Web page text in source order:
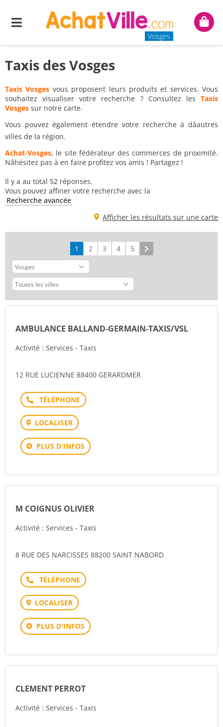
Menu
Vosges
Mon
Taxis des Vosges
Taxis Vosges vous proposent leurs produits et services. Vous
souhaitez visualiser votre recherche ? Consultez les Taxis
Vosges sur notre carte.
Vous pouvez également étendre votre recherche à dâautres
villes de la région.
Achat-Vosges, le site fédérateur des commerces de proximité.
Nâhésitez pas à en faire profitez vos amis ! Partagez !
Il y a au total 52 réponses.
Vous pouvez affiner votre recherche avec la
Recherche avancée
Afficher les résultats sur une carte
1 2 3 4 5
AMBULANCE BALLAND-GERMAIN-TAXIS/VSL
Activité : Services - Taxis
12 RUE LUCIENNE 88400 GERARDMER
Téléphone
LOCALISER
PLUS D'INFOS
M COIGNUS OLIVIER
Activité : Services - Taxis
8 RUE DES NARCISSES 88200 SAINT NABORD
Téléphone
LOCALISER
PLUS D'INFOS
CLEMENT PERROT
Activité : Services - Taxis